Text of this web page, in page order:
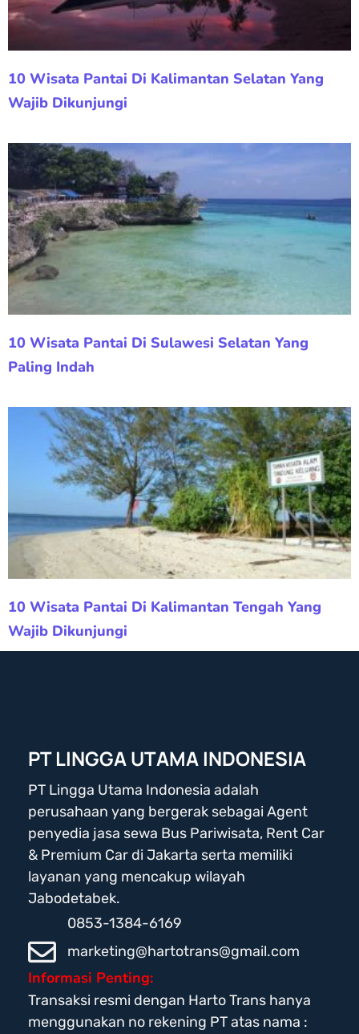
10 Wisata Pantai Di Kalimantan Selatan Yang
Wajib Dikunjungi
10 Wisata Pantai Di Sulawesi Selatan Yang
Paling Indah
10 Wisata Pantai Di Kalimantan Tengah Yang
Wajib Dikunjungi
PT LINGGA UTAMA INDONESIA
PT Lingga Utama Indonesia adalah
perusahaan yang bergerak sebagai Agent
penyedia jasa sewa Bus Pariwisata, Rent Car
& Premium Car di Jakarta serta memiliki
layanan yang mencakup wilayah
Jabodetabek.
0853-1384-6169
marketing@hartotrans@gmail.com
Informasi Penting:
Transaksi resmi dengan Harto Trans hanya
menggunakan no rekening PT atas nama :